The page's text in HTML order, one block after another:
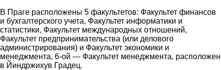
В Праге расположены 5 факультетов: Факультет финансов
и бухгалтерского учета, Факультет информатики и
статистики, Факультет международных отношений,
Факультет предпринимательства (или делового
администрирования) и Факультет экономики и
менеджмента, 6-ой — Факультет менеджмента, расположен
в Йиндржихув Градец.